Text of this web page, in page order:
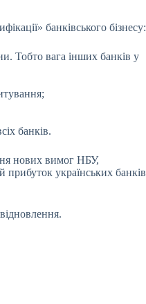
банківського бізнесу:
Тобто вага інших банків у
банків.
нових вимог НБУ,
прибуток українських банків